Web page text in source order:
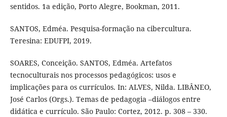
sentidos. 1a edição, Porto Alegre, Bookman, 2011.
SANTOS, Edméa. Pesquisa-formação na cibercultura.
Teresina: EDUFPI, 2019.
SOARES, Conceição. SANTOS, Edméa. Artefatos
tecnoculturais nos processos pedagógicos: usos e
implicações para os currículos. In: ALVES, Nilda. LIBÂNEO,
José Carlos (Orgs.). Temas de pedagogia –diálogos entre
didática e currículo. São Paulo: Cortez, 2012. p. 308 – 330.